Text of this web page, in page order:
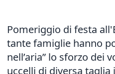
Pomeriggio di festa
tante famiglie hanno
nell’aria” lo sforzo dei
uccelli di diversa